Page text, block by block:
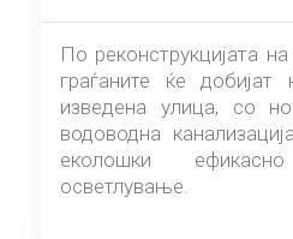
По реконструкцијата
граѓаните ќе добијат
изведена улица, со
водоводна
еколошки
осветлување.